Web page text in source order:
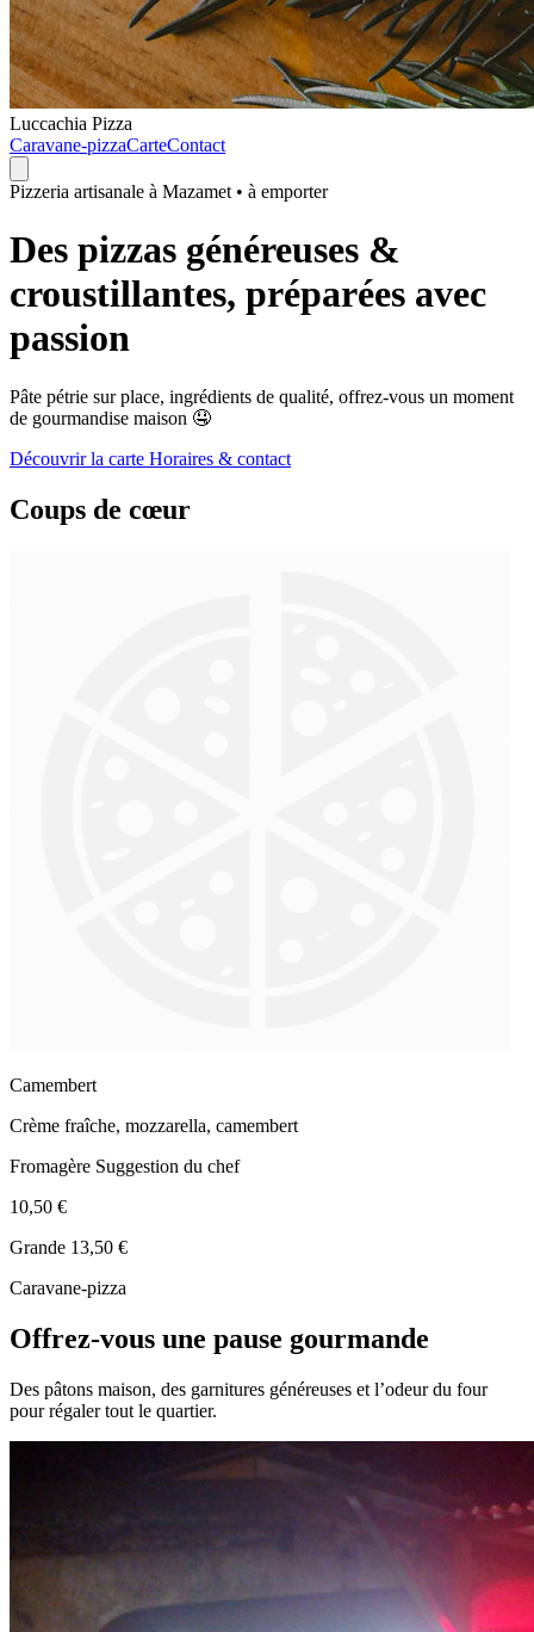
Luccachia Pizza
Caravane-pizzaCarteContact
Pizzeria artisanale à Mazamet • à emporter
Des pizzas généreuses &
croustillantes, préparées avec
passion
Pâte pétrie sur place, ingrédients de qualité, offrez-vous un moment
de gourmandise maison 🤤
Découvrir la carte Horaires & contact
Coups de cœur
Camembert
Crème fraîche, mozzarella, camembert
Fromagère Suggestion du chef
10,50 €
Grande 13,50 €
Caravane-pizza
Offrez-vous une pause gourmande
Des pâtons maison, des garnitures généreuses et l’odeur du four
pour régaler tout le quartier.